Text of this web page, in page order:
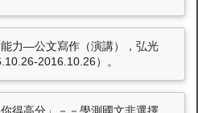
力—公文寫作（演講），弘光
2016.10.26）。